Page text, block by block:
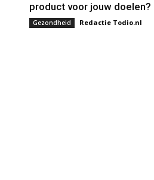
product voor jouw doelen?
Gezondheid Redactie Todio.nl